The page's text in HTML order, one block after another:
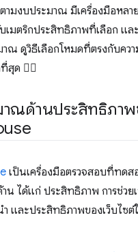
ตามงบประมาณ มีเครื่องมือหล
เมตริกประสิทธิภาพที่เลือก แล
ณ ดูวิธีเลือกโหมดที่ตรงกับควา
สุด 🕵️‍♀️
าณด้านประสิทธิภาพ
เป็นเครื่องมือตรวจสอบที่ทดส
น ได้แก่ ประสิทธิภาพ การช่ว
และประสิทธิภาพของเว็บไซ